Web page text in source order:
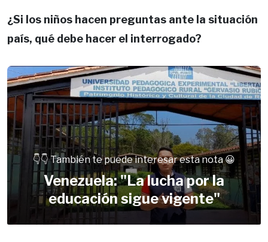
¿Si los niños hacen preguntas ante la situación
país, qué debe hacer el interrogado?
👇👇 También te puede interesar esta nota 😀
Venezuela: "La lucha por la
educación sigue vigente"